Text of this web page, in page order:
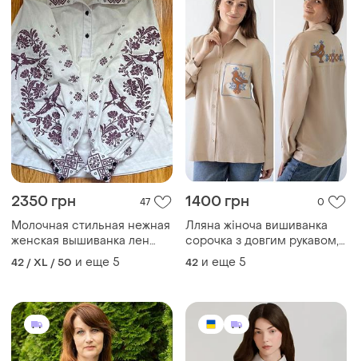
2350 грн 47
Молочная стильная нежная
женская вышиванка лен
молочная с вышитым
воротником
42 / XL / 50 и еще 5
1400 грн 0
Лляна жіноча вишиванка
сорочка з довгим рукавом,
льняная женская
вышиванка рубашка с
42 и еще 5